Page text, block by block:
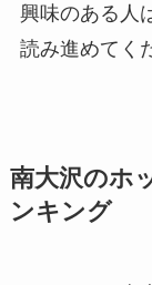
興味のある人
読み進めてく
南大沢のホ
ンキング